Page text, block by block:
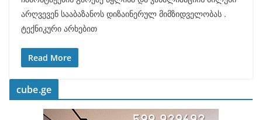
არღვევენ სააბაზანოს დიზაინერულ მიმზიდველობას .
ტექნიკური არხებით
Read More
cube.ge